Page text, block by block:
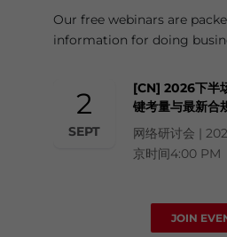
Our free webinars are
information for doing
2
SEPT
[CN] 2026下半
键考量与最新合
网络研讨会 |
京时间4:00 PM
JOIN
me business news and updates for Asia!